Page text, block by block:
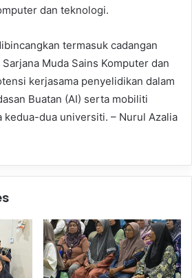
dan teknologi.
termasuk cadangan
Muda Sains Komputer dan
kerjasama penyelidikan dalam
Buatan (AI) serta mobiliti
kedua-dua universiti. – Nurul Azalia